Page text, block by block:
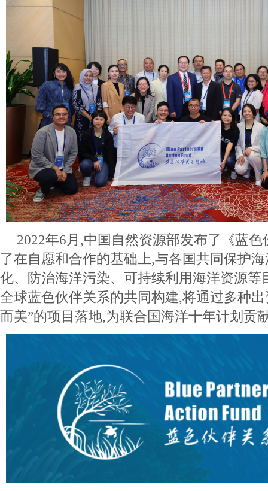
2022年6月,中国自然资源部发布了《蓝
了在自愿和合作的基础上,与各国共同保护
化、防治海洋污染、可持续利用海洋资源等
全球蓝色伙伴关系的共同构建,将通过多种
而美”的项目落地,为联合国海洋十年计划贡